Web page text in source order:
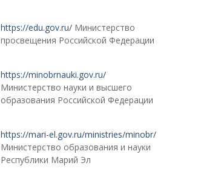
https://edu.gov.ru/Министерство
просвещения Российской Федерации
https://minobrnauki.gov.ru/
Министерство науки и высшего
образования Российской Федерации
https://mari-el.gov.ru/ministries/minobr/
Министерство образования и науки
Республики Марий Эл